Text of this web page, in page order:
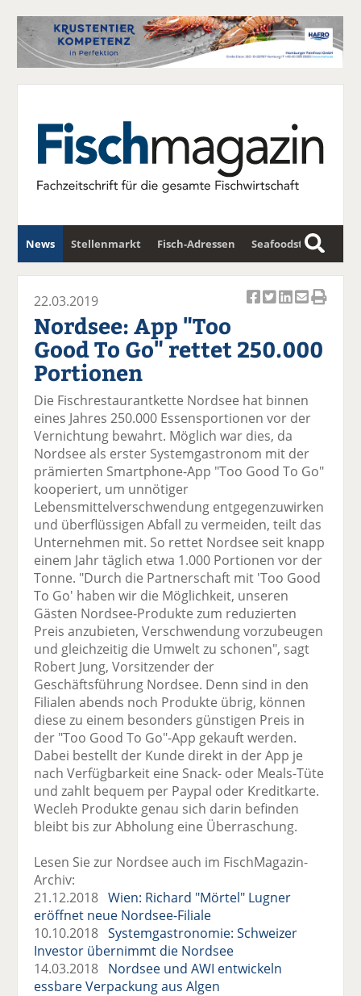
News Stellenmarkt Fisch-Adressen Seafoodstar
Fischwirtschafts-Gipfel Newsletter
S
u
c
k
uf
F
ac
e
b
o
k
te
il
e
n
k
wi
tt
er
n
k
uf
Li
n
k
e
n
te
il
e
n
k
er
E
ai
l
er
se
n
d
e
k
ck
22.03.2019
Nordsee: App "Too
Good To Go" rettet 250.000
Portionen
Die Fischrestaurantkette Nordsee hat binnen
eines Jahres 250.000 Essensportionen vor der
Vernichtung bewahrt. Möglich war dies, da
Nordsee als erster Systemgastronom mit der
prämierten Smartphone-App "Too Good To Go"
kooperiert, um unnötiger
Lebensmittelverschwendung entgegenzuwirken
und überflüssigen Abfall zu vermeiden, teilt das
Unternehmen mit. So rettet Nordsee seit knapp
einem Jahr täglich etwa 1.000 Portionen vor der
Tonne. "Durch die Partnerschaft mit 'Too Good
To Go' haben wir die Möglichkeit, unseren
Gästen Nordsee-Produkte zum reduzierten
Preis anzubieten, Verschwendung vorzubeugen
und gleichzeitig die Umwelt zu schonen", sagt
Robert Jung, Vorsitzender der
Geschäftsführung Nordsee. Denn sind in den
Filialen abends noch Produkte übrig, können
diese zu einem besonders günstigen Preis in
der "Too Good To Go"-App gekauft werden.
Dabei bestellt der Kunde direkt in der App je
nach Verfügbarkeit eine Snack- oder Meals-Tüte
und zahlt bequem per Paypal oder Kreditkarte.
Wecleh Produkte genau sich darin befinden
bleibt bis zur Abholung eine Überraschung.
Lesen Sie zur Nordsee auch im FischMagazin-
Archiv:
21.12.2018Wien: Richard "Mörtel" Lugner
eröffnet neue Nordsee-Filiale
10.10.2018Systemgastronomie: Schweizer
Investor übernimmt die Nordsee
14.03.2018 Nordsee und AWI entwickeln
essbare Verpackung aus Algen